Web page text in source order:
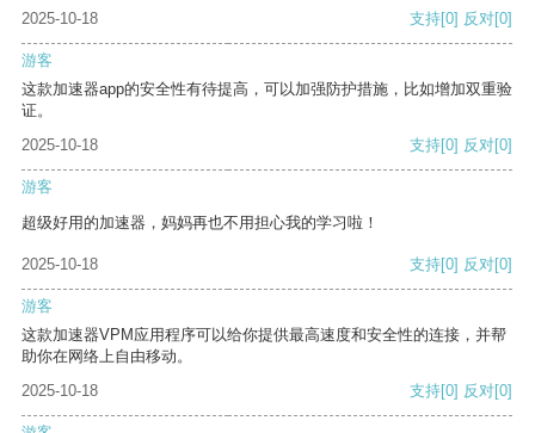
2025-10-18 支持[0] 反对[0]
游客
这款加速器app的安全性有待提高，可以加强防护措施，比如增加双重验
证。
2025-10-18
支持[0] 反对[0]
游客
超级好用的加速器，妈妈再也不用担心我的学习啦！
2025-10-18 支持[0] 反对[0]
游客
这款加速器VPM应用程序可以给你提供最高速度和安全性的连接，并帮
助你在网络上自由移动。
2025-10-18
支持[0] 反对[0]